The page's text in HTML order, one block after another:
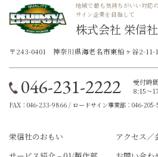
地域で最も気持ちがいい対応
サイン企業を目指して
株式会社 栄信社
〒243-0401 神奈川県海老名市東柏ヶ谷2-11-1
046-231-2222
受付時間
8:15～
FAX：046-233-9866 / ロードサイン事業部：046-
栄信社のおもい
アクセス／